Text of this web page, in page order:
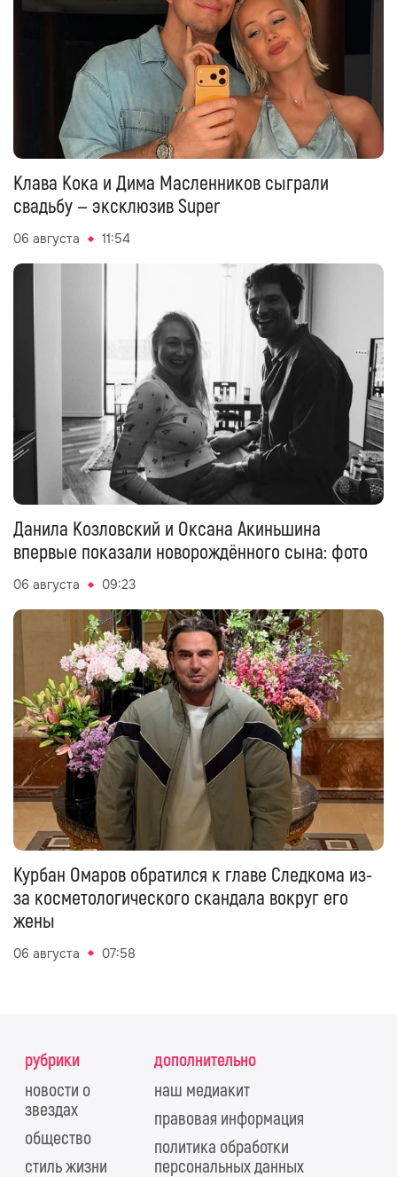
Клава Кока и Дима Масленников сыграли
свадьбу — эксклюзив Super
06 августа 11:54
Данила Козловский и Оксана Акиньшина
впервые показали новорождённого сына: фото
06 августа 09:23
Курбан Омаров обратился к главе Следкома из-
за косметологического скандала вокруг его
жены
06 августа 07:58
рубрики
новости о
звездах
общество
стиль жизни
дополнительно
наш медиакит
правовая информация
политика обработки
персональных данных